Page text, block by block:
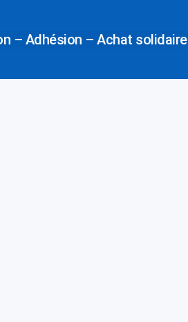
– Adhésion – Achat solidaire